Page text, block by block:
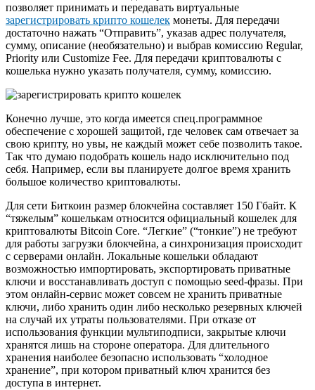
позволяет принимать и передавать виртуальные
зарегистрировать крипто кошелек монеты. Для передачи
достаточно нажать “Отправить”, указав адрес получателя,
сумму, описание (необязательно) и выбрав комиссию Regular,
Priority или Customize Fee. Для передачи криптовалюты с
кошелька нужно указать получателя, сумму, комиссию.
Конечно лучше, это когда имеется спец.программное
обеспечение с хорошей защитой, где человек сам отвечает за
свою крипту, но увы, не каждый может себе позволить такое.
Так что думаю подобрать кошель надо исключительно под
себя. Например, если вы планируете долгое время хранить
большое количество криптовалюты.
Для сети Биткоин размер блокчейна составляет 150 Гбайт. К
“тяжелым” кошелькам относится официальный кошелек для
криптовалюты Bitcoin Core. “Легкие” (“тонкие”) не требуют
для работы загрузки блокчейна, а синхронизация происходит
с серверами онлайн. Локальные кошельки обладают
возможностью импортировать, экспортировать приватные
ключи и восстанавливать доступ с помощью seed-фразы. При
этом онлайн-сервис может совсем не хранить приватные
ключи, либо хранить один либо несколько резервных ключей
на случай их утраты пользователями. При отказе от
использования функции мультиподписи, закрытые ключи
хранятся лишь на стороне оператора. Для длительного
хранения наиболее безопасно использовать “холодное
хранение”, при котором приватный ключ хранится без
доступа в интернет.